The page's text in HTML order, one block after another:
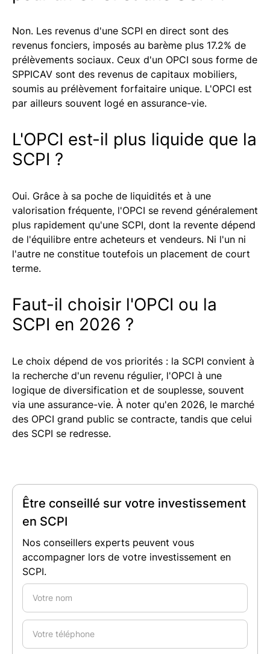
Non. Les revenus d'une SCPI en direct sont des
revenus fonciers, imposés au barème plus 17.2% de
prélèvements sociaux. Ceux d'un OPCI sous forme de
SPPICAV sont des revenus de capitaux mobiliers,
soumis au prélèvement forfaitaire unique. L'OPCI est
par ailleurs souvent logé en assurance-vie.
L'OPCI est-il plus liquide que la
SCPI ?
Oui. Grâce à sa poche de liquidités et à une
valorisation fréquente, l'OPCI se revend généralement
plus rapidement qu'une SCPI, dont la revente dépend
de l'équilibre entre acheteurs et vendeurs. Ni l'un ni
l'autre ne constitue toutefois un placement de court
terme.
Faut-il choisir l'OPCI ou la
SCPI en 2026 ?
Le choix dépend de vos priorités : la SCPI convient à
la recherche d'un revenu régulier, l'OPCI à une
logique de diversification et de souplesse, souvent
via une assurance-vie. À noter qu'en 2026, le marché
des OPCI grand public se contracte, tandis que celui
des SCPI se redresse.
Être conseillé sur votre investissement
en SCPI
Nos conseillers experts peuvent vous
accompagner lors de votre investissement en
SCPI.